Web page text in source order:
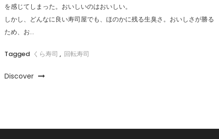
を感じてしまった。おいしいのはおいしい。
しかし、どんなに良い寿司屋でも、ほのかに残る生臭さ。おいしさが勝る
ため、お…
Tagged くら寿司 , 回転寿司
Discover